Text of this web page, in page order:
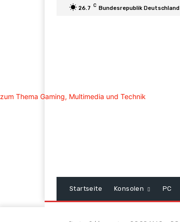
26.7 C Bundesrepublik Deutschland
Startseite Konsolen PC